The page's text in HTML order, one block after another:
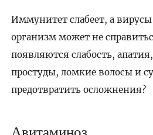
Иммунитет слабеет, а
организм может не
появляются слабость,
простуды, ломкие волосы и
предотвратить осложнения?
Авитаминоз